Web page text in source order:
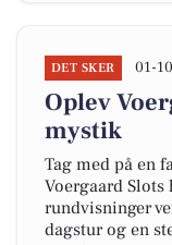
DET SKER 01-
Oplev
mystik
Tag med på en
Voergaard
rundvisninger
dagstur og en